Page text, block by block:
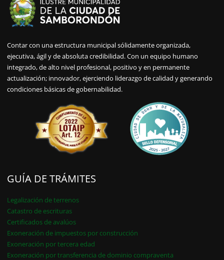
Contar con una estructura municipal sólidamente organizada,
ejecutiva, ágil y de absoluta credibilidad. Con un equipo humano
integrado, de alto nivel profesional, positivo y en permanente
actualización; innovador, ejerciendo liderazgo de calidad y generando
condiciones básicas de gobernabilidad.
GUÍA DE TRÁMITES
Legalización de terrenos
Catastro de escrituras
Certificados de avalúos
Exoneración de impuestos por construcción
Exoneración por tercera edad
Exoneración por transferencia de dominio compraventa